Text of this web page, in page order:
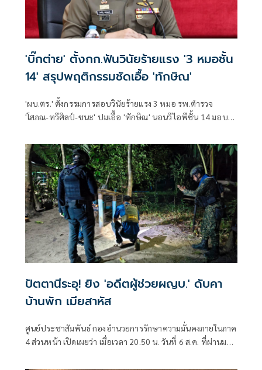
'บิ๊กต่าย' ตั้งกก.ฟันวินัยร้ายแรง '3 หมอชั้น
14' สรุปพฤติกรรมชัดเอื้อ 'ทักษิณ'
'ผบ.ตร.' ตั้งกรรมการสอบวินัยร้ายแรง 3 หมอ รพ.ตำรวจ
'โสภณ-ทวีศิลป์-ชนะ' ปมเอื้อ 'ทักษิณ' นอนวีไอพีชั้น 14 มอบ
ปัตตานีระอุ! ยิง 'อดีตผู้ช่วยผญบ.' ดับคา
บ้านพัก เมียสาหัส
ศูนย์ประชาสัมพันธ์ กองอำนวยการรักษาความมั่นคงภายในภาค
4 ส่วนหน้า เปิดเผยว่า เมื่อเวลา 20.50 น. วันที่ 6 ส.ค. ที่ผ่านมา